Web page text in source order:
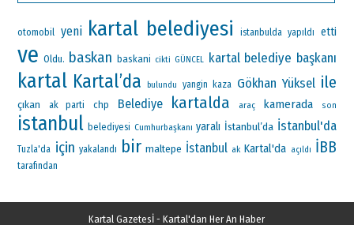
otomobil yeni kartal belediyesi istanbulda yapıldı etti
ve Oldu. baskan baskani cikti GÜNCEL kartal belediye başkanı
kartal Kartal’da bulundu yangin kaza Gökhan Yüksel ile
çıkan ak parti chp Belediye kartalda araç kamerada son
istanbul belediyesi Cumhurbaşkanı yaralı İstanbul’da İstanbul'da
Tuzla'da için yakalandı bir maltepe İstanbul ak Kartal'da açıldı İBB
tarafından
Kartal Gazetesİ - Kartal'dan Her An Haber